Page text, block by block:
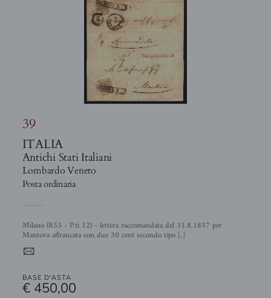
39
ITALIA
Antichi Stati Italiani
Lombardo Veneto
Posta ordinaria
Milano (R53 - P.ti 12) - lettera raccomandata del 31.8.1857 per
Mantova affrancata con due 30 cent secondo tipo [..]
4
BASE D'ASTA
€ 450,00